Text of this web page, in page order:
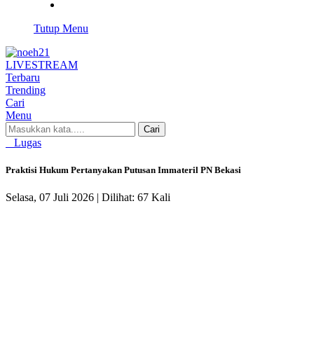
Tutup Menu
LIVESTREAM
Terbaru
Trending
Cari
Menu
Cari
Lugas
Praktisi Hukum Pertanyakan Putusan Immateril PN Bekasi
Selasa, 07 Juli 2026 | Dilihat: 67 Kali